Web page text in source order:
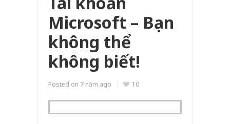
Microsoft – Bạn
không thể
không biết!
Posted on 7 năm ago 10